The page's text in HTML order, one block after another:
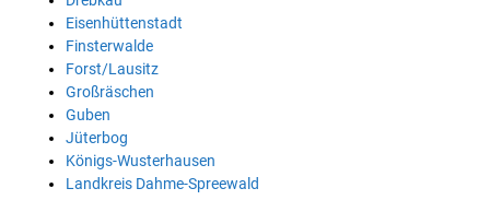
Eisenhüttenstadt
Finsterwalde
Forst/Lausitz
Großräschen
Guben
Jüterbog
Königs-Wusterhausen
Landkreis Dahme-Spreewald